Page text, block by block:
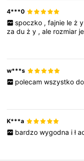
4***0
spoczko , fajnie le ż y
zadu ży ,ale rozmiar
w***s
polecam wszystko
K***a
bardzo wygodna i ł